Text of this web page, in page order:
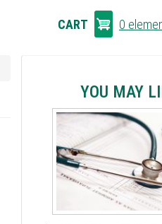
CART 0
YOU MAY